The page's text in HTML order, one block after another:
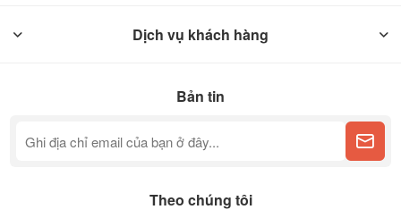
Dịch vụ khách hàng
Bản tin
Theo chúng tôi